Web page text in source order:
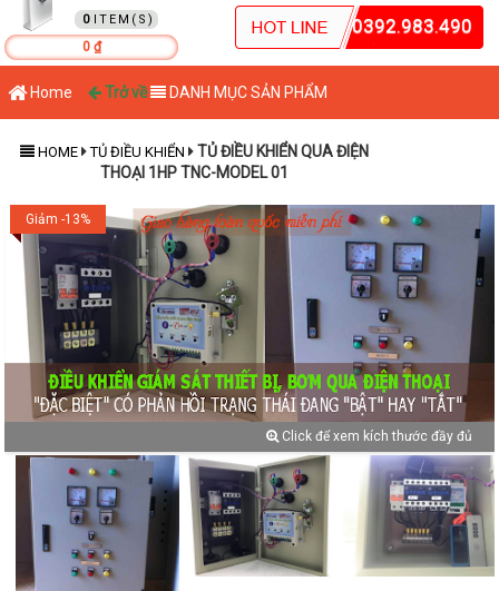
0
0 ₫
0392.983.490
Home Trở về DANH MỤC SẢN PHẨM
HOME TỦ ĐIỀU KHIỂN TỦ ĐIỀU KHIỂN QUA ĐIỆN
THOẠI 1HP TNC-MODEL 01
Giảm -13%
Click để xem kích thước đầy đủ